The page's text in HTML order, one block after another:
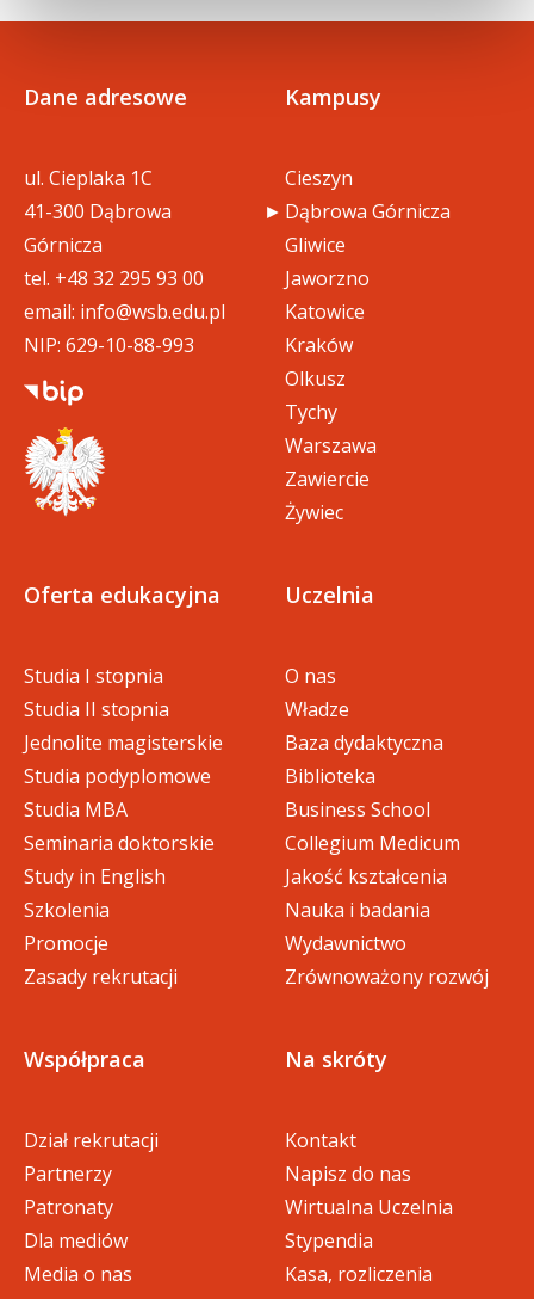
Dane adresowe
ul. Cieplaka 1C
41-300 Dąbrowa
Górnicza
tel. +48 32 295 93 00
email: info@wsb.edu.pl
NIP: 629-10-88-993
Kampusy
Cieszyn
Dąbrowa Górnicza
Gliwice
Jaworzno
Katowice
Kraków
Olkusz
Tychy
Warszawa
Zawiercie
Żywiec
Oferta edukacyjna
Studia I stopnia
Studia II stopnia
Jednolite magisterskie
Studia podyplomowe
Studia MBA
Seminaria doktorskie
Study in English
Szkolenia
Promocje
Zasady rekrutacji
Uczelnia
O nas
Władze
Baza dydaktyczna
Biblioteka
Business School
Collegium Medicum
Jakość kształcenia
Nauka i badania
Wydawnictwo
Zrównoważony rozwój
Współpraca
Dział rekrutacji
Partnerzy
Patronaty
Dla mediów
Media o nas
Na skróty
Kontakt
Napisz do nas
Wirtualna Uczelnia
Stypendia
Kasa, rozliczenia